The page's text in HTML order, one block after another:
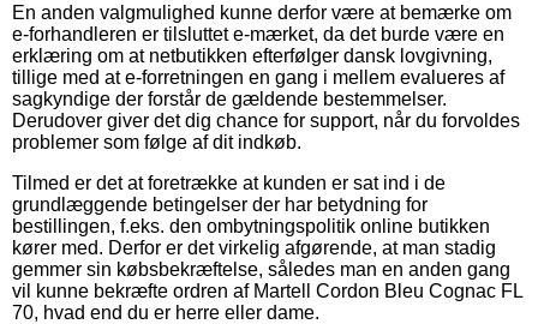
En anden valgmulighed kunne derfor være at bemærke om
e-forhandleren er tilsluttet e-mærket, da det burde være en
erklæring om at netbutikken efterfølger dansk lovgivning,
tillige med at e-forretningen en gang i mellem evalueres af
sagkyndige der forstår de gældende bestemmelser.
Derudover giver det dig chance for support, når du forvoldes
problemer som følge af dit indkøb.
Tilmed er det at foretrække at kunden er sat ind i de
grundlæggende betingelser der har betydning for
bestillingen, f.eks. den ombytningspolitik online butikken
kører med. Derfor er det virkelig afgørende, at man stadig
gemmer sin købsbekræftelse, således man en anden gang
vil kunne bekræfte ordren af Martell Cordon Bleu Cognac FL
70, hvad end du er herre eller dame.